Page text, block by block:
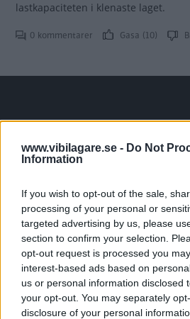
www.vibilagare.se - Do Not
Information
If you wish to opt-out of the sale,
processing of your personal or
targeted advertising by us, please
section to confirm your selection.
opt-out request is processed you
interest-based ads based on
us or personal information disclosed
your opt-out. You may separately
disclosure of your personal
lastkapaciteten i klenaste laget.
0 kommentarer Gasa (10)
Tester: De senaste vi kört